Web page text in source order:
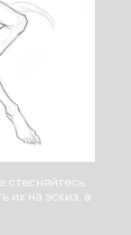
стесняйтесь
их на эскиз, а